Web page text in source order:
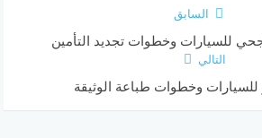
السابق
للسيارات وخطوات تجديد التأمين
التالي
للسيارات وخطوات طباعة الوثيقة